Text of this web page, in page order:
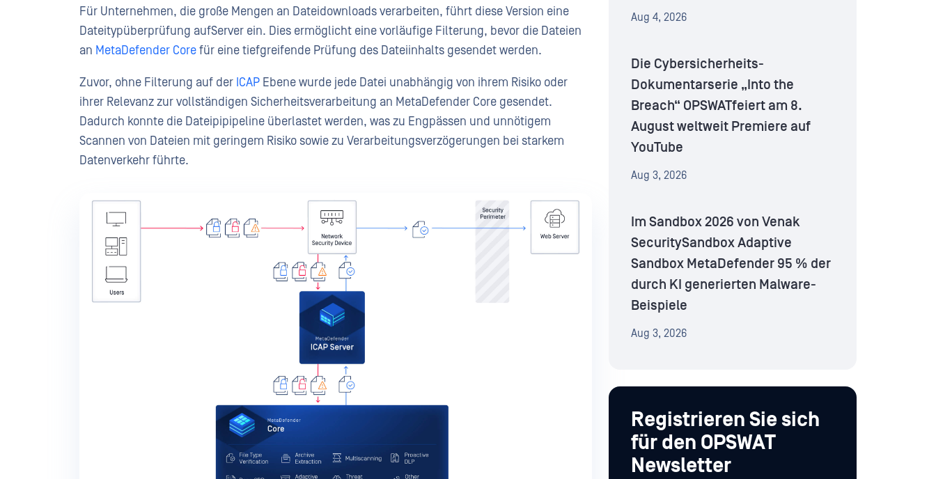
Für Unternehmen, die große Mengen an Dateidownloads verarbeiten, führt diese Version eine
Dateitypüberprüfung aufServer ein. Dies ermöglicht eine vorläufige Filterung, bevor die Dateien
an MetaDefender Corefür eine tiefgreifende Prüfung des Dateiinhalts gesendet werden.
Zuvor, ohne Filterung auf der ICAP Ebene wurde jede Datei unabhängig von ihrem Risiko oder
ihrer Relevanz zur vollständigen Sicherheitsverarbeitung an MetaDefender Core gesendet.
Dadurch konnte die Dateipipipeline überlastet werden, was zu Engpässen und unnötigem
Scannen von Dateien mit geringem Risiko sowie zu Verarbeitungsverzögerungen bei starkem
Datenverkehr führte.
Aug 4, 2026
Die Cybersicherheits-
Dokumentarserie „Into the
Breach“ OPSWATfeiert am 8.
August weltweit Premiere auf
YouTube
Aug 3, 2026
Im Sandbox 2026 von Venak
SecuritySandbox Adaptive
Sandbox MetaDefender 95 % der
durch KI generierten Malware-
Beispiele
Aug 3, 2026
Registrieren Sie sich
für den OPSWAT
Newsletter